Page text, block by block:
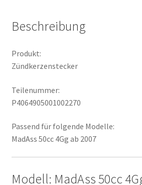
Beschreibung
Produkt:
Zündkerzenstecker
Teilenummer:
P4064905001002270
Passend für folgende Modelle:
MadAss 50cc 4Gg ab 2007
Modell: MadAss 50cc